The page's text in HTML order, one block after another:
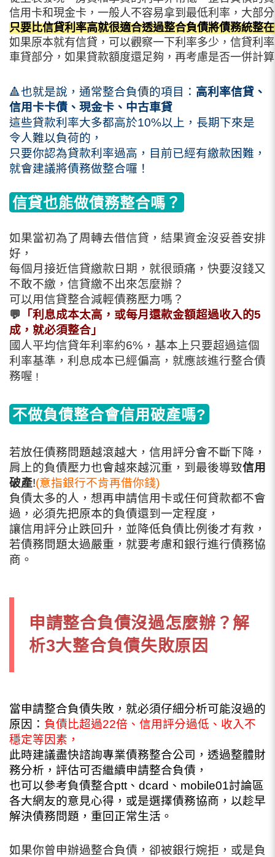
信用卡和現金卡，一般人不容易拿到最低利率，大部
只要比信貸利率高就很適合透過整合負債將債務統整
如果原本就有信貸，可以觀察一下利率多少，信貸利
車貸部分，如果貸款額度還足夠，再考慮是否一併計
🔺也就是說，通常整合負債的項目： 高利率信貸、
信用卡卡債、現金卡、中古車貸
這些貸款利率大多都高於10%以上，長期下來是
令人難以負荷的，
只要你認為貸款利率過高，目前已經有繳款困難，
就會建議將債務做整合囉！
信貸也能做債務整合嗎？
如果當初為了周轉去借信貸，結果資金沒妥善安排
好，
每個月接近信貸繳款日期，就很頭痛，快要沒錢又
不敢不繳，信貸繳不出來怎麼辦？
可以用信貸整合減輕債務壓力嗎？
💬 「利息成本太高，或每月還款金額超過收入的5
成，就必須整合」
國人平均信貸年利率約6%，基本上只要超過這個
利率基準，利息成本已經偏高，就應該進行整合債
務喔 ！
不做負債整合會信用破產嗎?
若放任債務問題越滾越大，信用評分會不斷下降，
肩上的負債壓力也會越來越沉重，到最後導致信用
破產!(意指銀行不肯再借你錢)
負債太多的人，想再申請信用卡或任何貸款都不會
過，必須先把原本的負債還到一定程度，
讓信用評分止跌回升，並降低負債比例後才有救，
若債務問題太過嚴重，就要考慮和銀行進行債務協
商。
申請整合負債沒過怎麼辦？解
析3大整合負債失敗原因
當申請整合負債失敗，就必須仔細分析可能沒過的
原因： 負債比超過22倍、信用評分過低、收入不
穩定等因素，
此時建議盡快諮詢專業債務整合公司，透過整體財
務分析，評估可否繼續申請整合負債，
也可以參考負債整合ptt、dcard、mobile01討論區
各大網友的意見心得，或是選擇債務協商，以趁早
解決債務問題，重回正常生活。
如果你曾申辦過整合負債，卻被銀行婉拒，或是負